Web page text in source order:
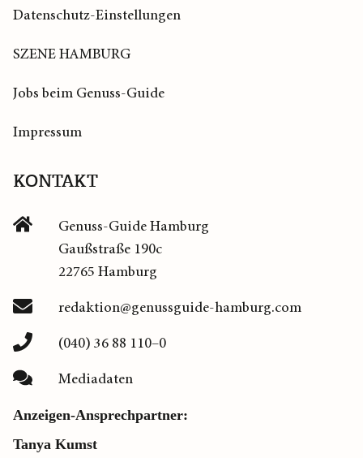
Datenschutz-Einstellungen
SZENE HAMBURG
Jobs beim Genuss-Guide
Impressum
KONTAKT
Genuss-Guide Hamburg
Gaußstraße 190c
22765 Hamburg
redaktion@genussguide-hamburg.com
(040) 36 88 110–0
Mediadaten
Anzeigen-Ansprechpartner:
Tanya Kumst